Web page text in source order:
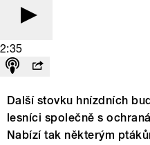
2:35
Další stovku hnízdních
lesníci společně s
Nabízí tak některým